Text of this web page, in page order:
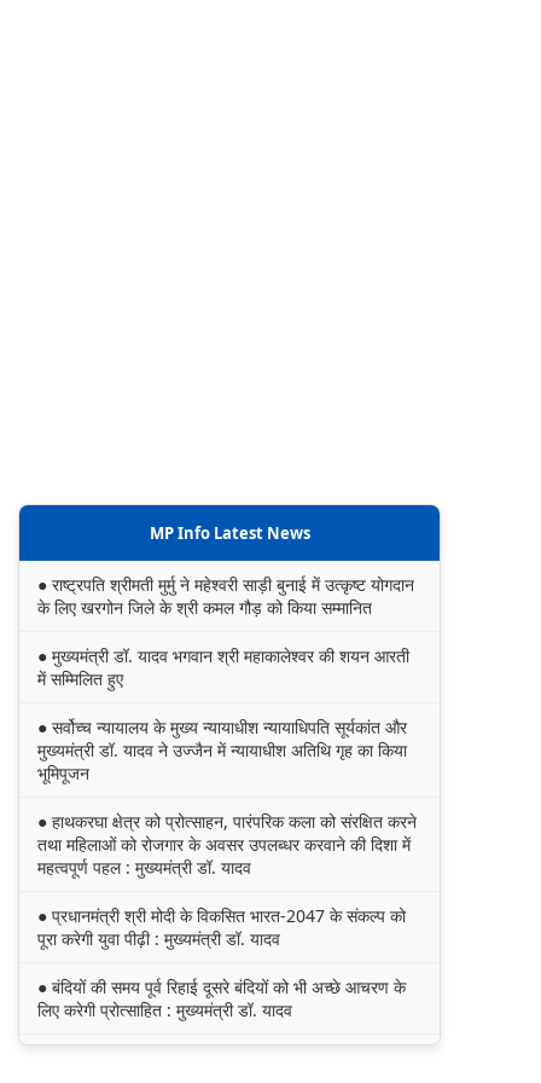
MP Info Latest News
● राष्ट्रपति श्रीमती मुर्मु ने महेश्वरी साड़ी बुनाई में उत्कृष्ट योगदान
के लिए खरगोन जिले के श्री कमल गौड़ को किया सम्मानित
● मुख्यमंत्री डॉ. यादव भगवान श्री महाकालेश्‍वर की शयन आरती
में सम्मिलित हुए
● सर्वोच्च न्यायालय के मुख्‍य न्‍यायाधीश न्यायाधिपति सूर्यकांत और
मुख्यमंत्री डॉ. यादव ने उज्जैन में न्यायाधीश अतिथि गृह का किया
भूमिपूजन
● हाथकरघा क्षेत्र को प्रोत्साहन, पारंपरिक कला को संरक्षित करने
तथा महिलाओं को रोजगार के अवसर उपलब्धर करवाने की दिशा में
महत्वपूर्ण पहल : मुख्यमंत्री डॉ. यादव
● प्रधानमंत्री श्री मोदी के विकसित भारत-2047 के संकल्प को
पूरा करेगी युवा पीढ़ी : मुख्यमंत्री डॉ. यादव
● बंदियों की समय पूर्व रिहाई दूसरे बंदियों को भी अच्छे आचरण के
लिए करेगी प्रोत्साहित : मुख्यमंत्री डॉ. यादव